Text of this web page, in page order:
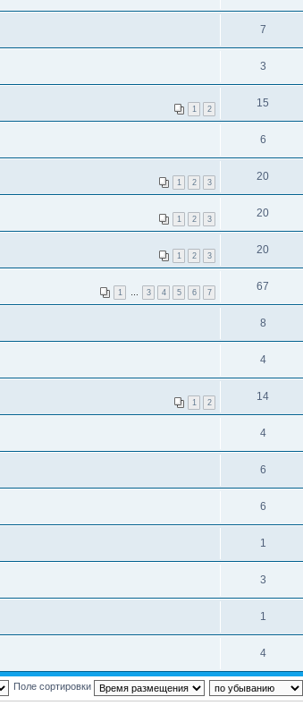
7
3
1 2 15
6
1 2 3 20
1 2 3 20
1 2 3 20
1 3 4 5 6 7 67
8
4
1 2 14
4
6
6
1
3
1
4
Поле сортировки